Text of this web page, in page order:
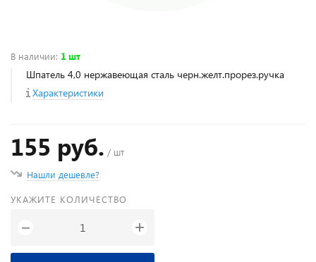
В наличии: 1 шт
Шпатель 4,0 нержавеющая сталь черн.желт.прорез.ручка
Характеристики
155 руб. / шт
Нашли дешевле?
УКАЖИТЕ КОЛИЧЕСТВО
− +